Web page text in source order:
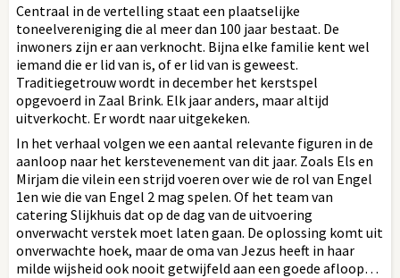
Centraal in de vertelling staat een plaatselijke
toneelvereniging die al meer dan 100 jaar bestaat. De
inwoners zijn er aan verknocht. Bijna elke familie kent wel
iemand die er lid van is, of er lid van is geweest.
Traditiegetrouw wordt in december het kerstspel
opgevoerd in Zaal Brink. Elk jaar anders, maar altijd
uitverkocht. Er wordt naar uitgekeken.
In het verhaal volgen we een aantal relevante figuren in de
aanloop naar het kerstevenement van dit jaar. Zoals Els en
Mirjam die vilein een strijd voeren over wie de rol van Engel
1en wie die van Engel 2 mag spelen. Of het team van
catering Slijkhuis dat op de dag van de uitvoering
onverwacht verstek moet laten gaan. De oplossing komt uit
onverwachte hoek, maar de oma van Jezus heeft in haar
milde wijsheid ook nooit getwijfeld aan een goede afloop…